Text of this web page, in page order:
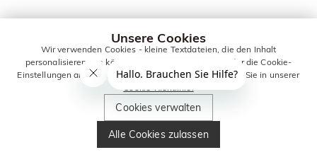
Unsere Cookies
Wir verwenden Cookies - kleine Textdateien, die den Inhalt
personalisieren. Sie können alle Cookies zulassen oder die Cookie-
Einstellungen anpassen. Weitere Informationen erhalten Sie in unserer
Cookie-Richtlinie.
Cookies verwalten
Alle Cookies zulassen